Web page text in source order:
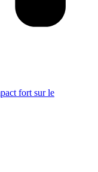
fort sur le